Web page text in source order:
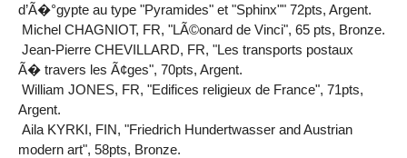
d’Ã�°gypte au type "Pyramides" et "Sphinx"" 72pts, Argent.
Michel CHAGNIOT, FR, "LÃ©onard de Vinci", 65 pts, Bronze.
Jean-Pierre CHEVILLARD, FR, "Les transports postaux
Ã� travers les Ã¢ges", 70pts, Argent.
William JONES, FR, "Edifices religieux de France", 71pts,
Argent.
Aila KYRKI, FIN, "Friedrich Hundertwasser and Austrian
modern art", 58pts, Bronze.